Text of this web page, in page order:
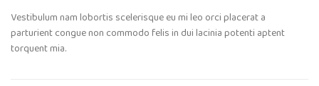
Vestibulum nam lobortis scelerisque eu mi leo orci placerat a
parturient congue non commodo felis in dui lacinia potenti aptent
torquent mia.